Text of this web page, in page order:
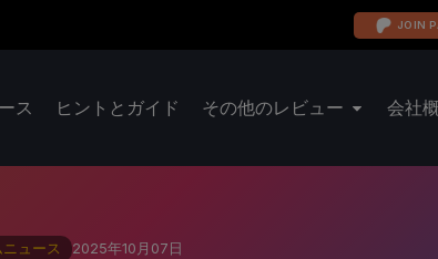
JOIN
ス ヒントとガイド その他のレビュー 会社
ュース 2025年10月07日